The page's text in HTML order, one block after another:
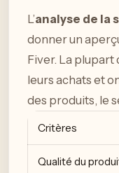
L’analyse de la
donner un
Fiver. La plupart
leurs achats et
des produits, le
Critères
Qualité du